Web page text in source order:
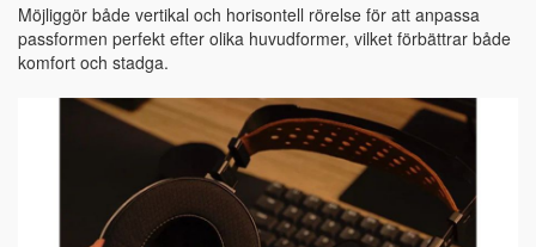
Möjliggör både vertikal och horisontell rörelse för att anpassa
passformen perfekt efter olika huvudformer, vilket förbättrar både
komfort och stadga.